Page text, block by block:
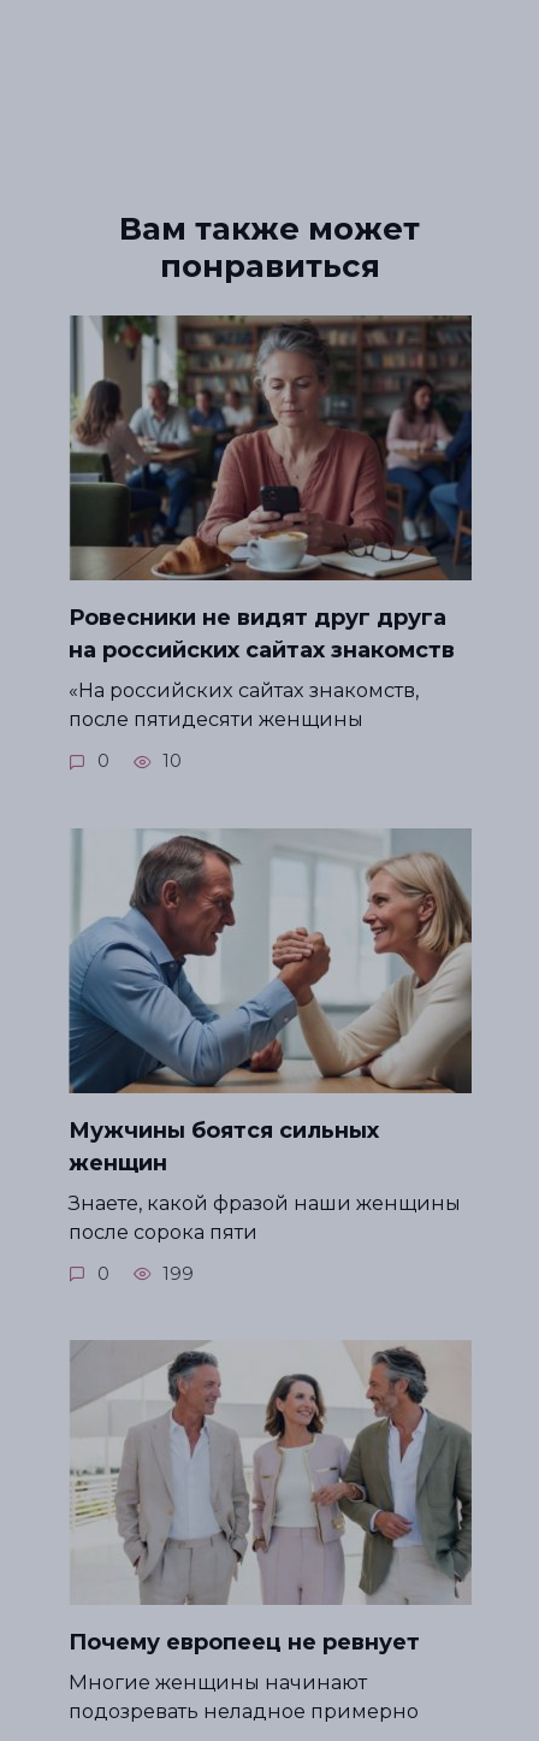
Вам также может
понравиться
Ровесники не видят друг друга
на российских сайтах знакомств
«На российских сайтах знакомств,
после пятидесяти женщины
0 10
Мужчины боятся сильных
женщин
Знаете, какой фразой наши женщины
после сорока пяти
0 199
Почему европеец не ревнует
Многие женщины начинают
подозревать неладное примерно